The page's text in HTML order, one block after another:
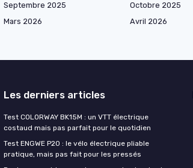
Septembre 2025 Octobre 2025
Mars 2026 Avril 2026
Les derniers articles
Test COLORWAY BK15M : un VTT électrique
costaud mais pas parfait pour le quotidien
Test ENGWE P20 : le vélo électrique pliable
pratique, mais pas fait pour les pressés